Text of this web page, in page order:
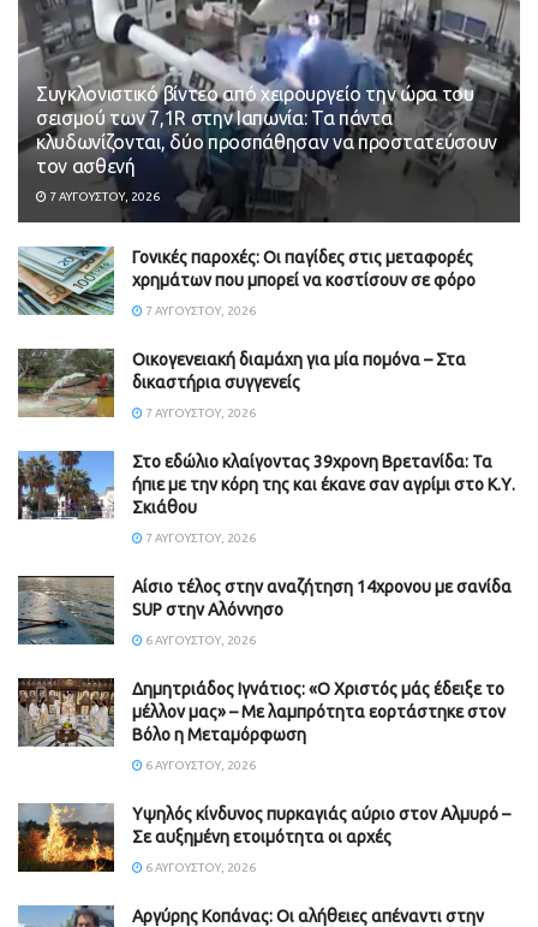
Συγκλονιστικό βίντεο από χειρουργείο την ώρα του
σεισμού των 7,1R στην Ιαπωνία: Τα πάντα
κλυδωνίζονται, δύο προσπάθησαν να προστατεύσουν
τον ασθενή
7 ΑΥΓΟΎΣΤΟΥ, 2026
Γονικές παροχές: Οι παγίδες στις μεταφορές
χρημάτων που μπορεί να κοστίσουν σε φόρο
7 ΑΥΓΟΎΣΤΟΥ, 2026
Οικογενειακή διαμάχη για μία πομόνα – Στα
δικαστήρια συγγενείς
7 ΑΥΓΟΎΣΤΟΥ, 2026
Στο εδώλιο κλαίγοντας 39χρονη Βρετανίδα: Τα
ήπιε με την κόρη της και έκανε σαν αγρίμι στο Κ.Υ.
Σκιάθου
7 ΑΥΓΟΎΣΤΟΥ, 2026
Αίσιο τέλος στην αναζήτηση 14χρονου με σανίδα
SUP στην Αλόννησο
6 ΑΥΓΟΎΣΤΟΥ, 2026
Δημητριάδος Ιγνάτιος: «Ο Χριστός μάς έδειξε το
μέλλον μας» – Με λαμπρότητα εορτάστηκε στον
Βόλο η Μεταμόρφωση
6 ΑΥΓΟΎΣΤΟΥ, 2026
Υψηλός κίνδυνος πυρκαγιάς αύριο στον Αλμυρό –
Σε αυξημένη ετοιμότητα οι αρχές
6 ΑΥΓΟΎΣΤΟΥ, 2026
Aργύρης Κοπάνας: Οι αλήθειες απέναντι στην